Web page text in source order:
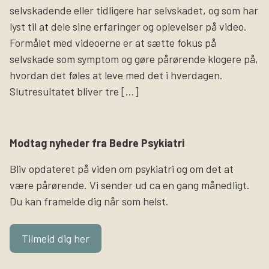
selvskadende eller tidligere har selvskadet, og som har
lyst til at dele sine erfaringer og oplevelser på video.
Formålet med videoerne er at sætte fokus på
selvskade som symptom og gøre pårørende klogere på,
hvordan det føles at leve med det i hverdagen.
Slutresultatet bliver tre […]
Modtag nyheder fra Bedre Psykiatri
Bliv opdateret på viden om psykiatri og om det at
være pårørende. Vi sender ud ca en gang månedligt.
Du kan framelde dig når som helst.
Tilmeld dig her